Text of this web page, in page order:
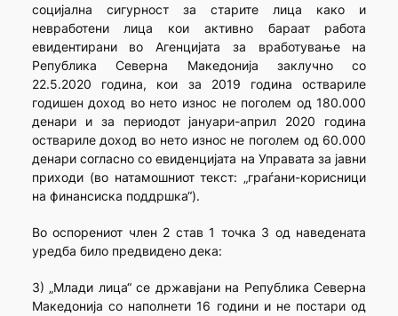
социјална сигурност за старите лица како и
невработени лица кои активно бараат работа
евидентирани во Агенцијата за вработување на
Република Северна Македонија заклучно со
22.5.2020 година, кои за 2019 година оствариле
годишен доход во нето износ не поголем од 180.000
денари и за периодот јануари-април 2020 година
оствариле доход во нето износ не поголем од 60.000
денари согласно со евиденцијата на Управата за јавни
приходи (во натамошниот текст: „граѓани-корисници
на финансиска поддршка“).
Во оспорениот член 2 став 1 точка 3 од наведената
уредба било предвидено дека:
3) „Млади лица“ се државјани на Република Северна
Македонија со наполнети 16 години и не постари од